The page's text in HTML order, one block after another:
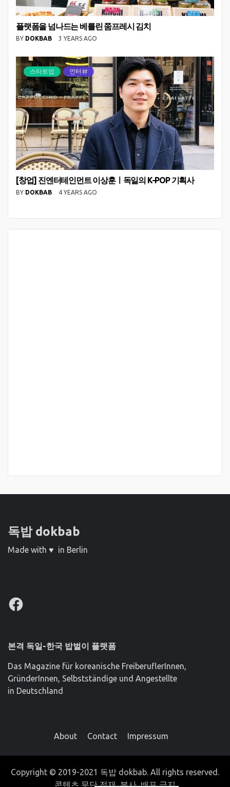
플랫폼을 넘나드는 베를린 쭘프레시 김치
BY DOKBAB 3 YEARS AGO
스타트업 인터뷰
[창업] 진엔터테인먼트 이상훈ㅣ독일의 K-POP 기획사
BY DOKBAB 4 YEARS AGO
독밥 dokbab
Made with ♥ in Berlin
Facebook
본격 독일-한국 밥벌이 플랫폼
Das Magazine für koreanische FreiberuflerInnen,
GründerInnen, Selbstständige und Angestellte
in Deutschland
About Contact Impressum
Copyright © 2019-2021 독밥 dokbab. All rights reserved.
콘텐츠 무단 전재, 복사, 배포 금지